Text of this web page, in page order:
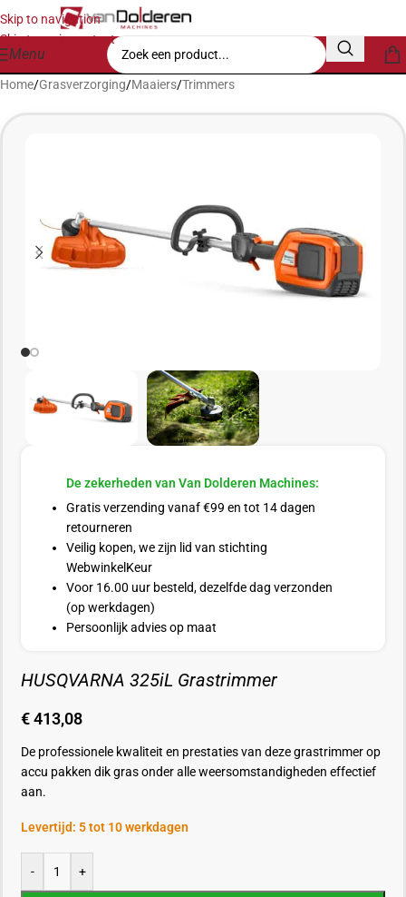
Skip to navigation
Skip to main content
Menu
Home/Grasverzorging/Maaiers/Trimmers
De zekerheden van Van Dolderen Machines:
Gratis verzending vanaf €99 en tot 14 dagen
retourneren
Veilig kopen, we zijn lid van stichting
WebwinkelKeur
Voor 16.00 uur besteld, dezelfde dag verzonden
(op werkdagen)
Persoonlijk advies op maat
HUSQVARNA 325iL Grastrimmer
€413,08
De professionele kwaliteit en prestaties van deze grastrimmer op
accu pakken dik gras onder alle weersomstandigheden effectief
aan.
Levertijd: 5 tot 10 werkdagen
- +